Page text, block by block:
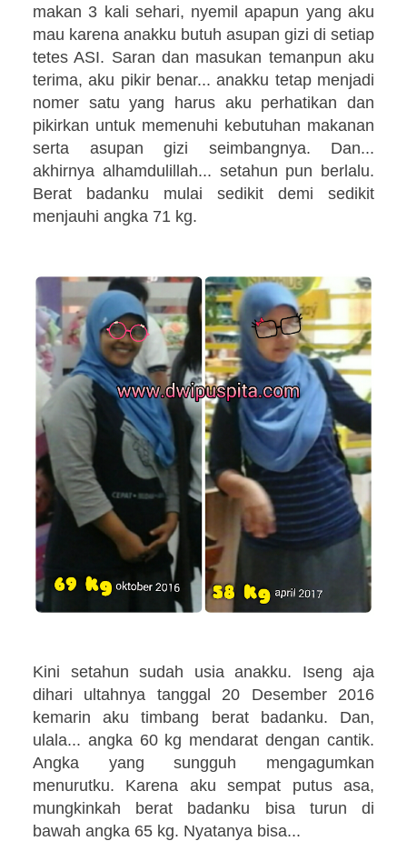
makan 3 kali sehari, nyemil apapun yang aku
mau karena anakku butuh asupan gizi di setiap
tetes ASI. Saran dan masukan temanpun aku
terima, aku pikir benar... anakku tetap menjadi
nomer satu yang harus aku perhatikan dan
pikirkan untuk memenuhi kebutuhan makanan
serta asupan gizi seimbangnya. Dan...
akhirnya alhamdulillah... setahun pun berlalu.
Berat badanku mulai sedikit demi sedikit
menjauhi angka 71 kg.
Kini setahun sudah usia anakku. Iseng aja
dihari ultahnya tanggal 20 Desember 2016
kemarin aku timbang berat badanku. Dan,
ulala... angka 60 kg mendarat dengan cantik.
Angka yang sungguh mengagumkan
menurutku. Karena aku sempat putus asa,
mungkinkah berat badanku bisa turun di
bawah angka 65 kg. Nyatanya bisa...